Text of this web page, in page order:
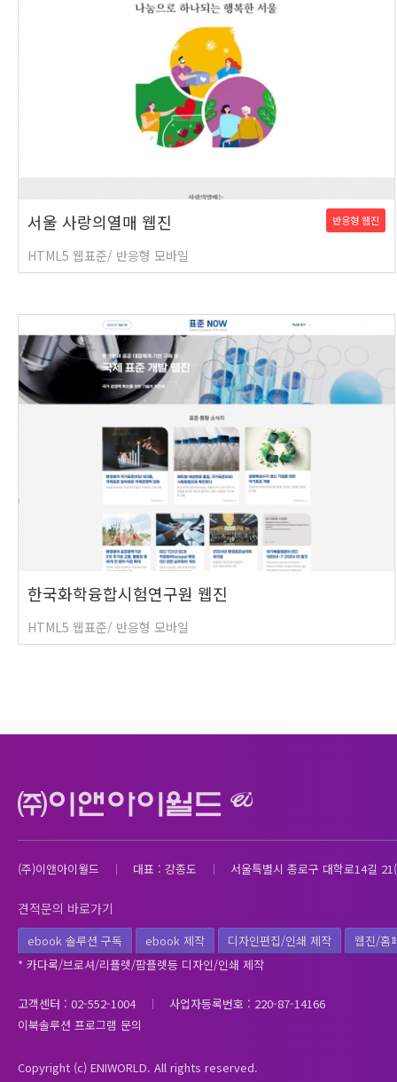
서울 사랑의열매 웹진 반응형 웹진
HTML5 웹표준/ 반응형 모바일
한국화학융합시험연구원 웹진
HTML5 웹표준/ 반응형 모바일
(주)이앤아이월드 대표 : 강종도 서울특별시 종로구 대학로14길
견적문의 바로가기
ebook 솔루션 구독 ebook 제작 디자인편집/인쇄 제작
웹진/홈
* 카다록/브로셔/리플렛/팜플렛등 디자인/인쇄 제작
고객센터 : 02-552-1004
사업자등록번호 : 220-87-14166
이북솔루션 프로그램 문의
Copyright (c) ENIWORLD. All rights reserved.